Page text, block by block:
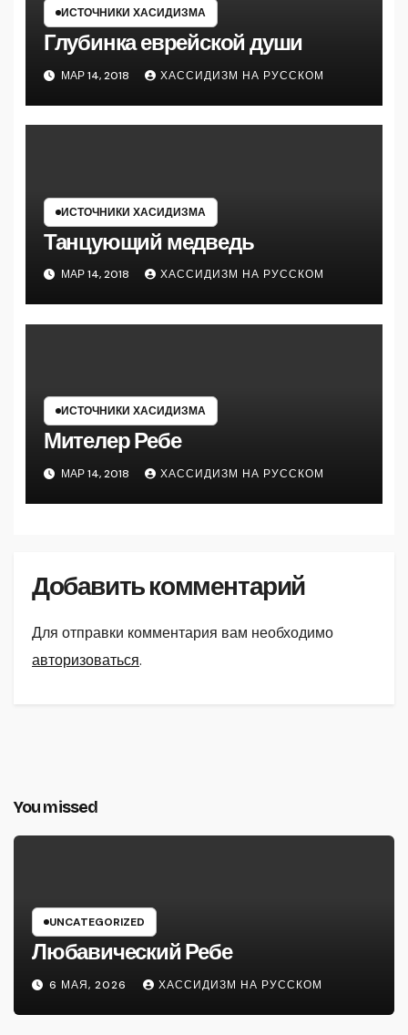
ИСТОЧНИКИ ХАСИДИЗМА
Глубинка еврейской души
МАР 14, 2018 ХАССИДИЗМ НА РУССКОМ
ИСТОЧНИКИ ХАСИДИЗМА
Танцующий медведь
МАР 14, 2018 ХАССИДИЗМ НА РУССКОМ
ИСТОЧНИКИ ХАСИДИЗМА
Мителер Ребе
МАР 14, 2018 ХАССИДИЗМ НА РУССКОМ
Добавить комментарий
Для отправки комментария вам необходимо
авторизоваться.
You missed
UNCATEGORIZED
Любавический Ребе
6 МАЯ, 2026 ХАССИДИЗМ НА РУССКОМ